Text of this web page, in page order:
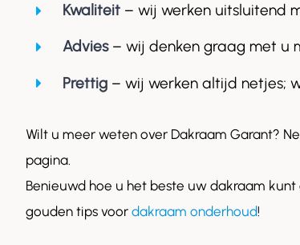
Kwaliteit– wij werken uitsluitend
Advies– wij denken graag met u
Prettig– wij werken altijd netjes;
Wilt u meer weten over Dakraam Garant?
pagina.
Benieuwd hoe u het beste uw dakraam
gouden tips voor dakraam onderhoud!